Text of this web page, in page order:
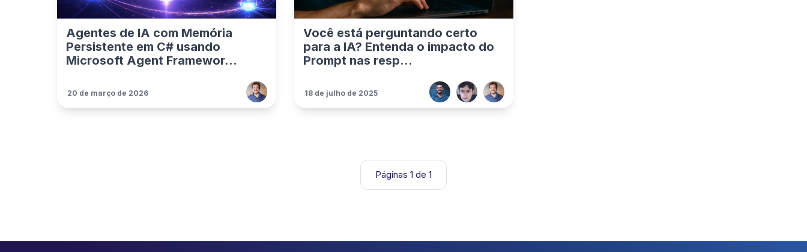
Agentes de IA com Memória
Persistente em C# usando
Microsoft Agent Framewor...
20 de março de 2026
Você está perguntando certo
para a IA? Entenda o impacto do
Prompt nas resp...
18 de julho de 2025
Páginas 1 de 1